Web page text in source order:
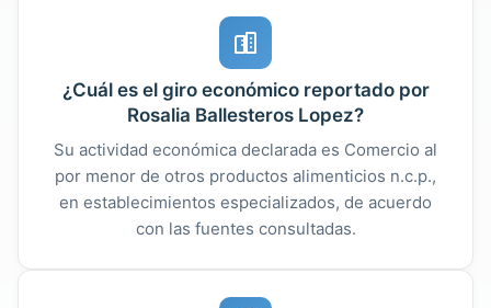
¿Cuál es el giro económico reportado por
Rosalia Ballesteros Lopez?
Su actividad económica declarada es Comercio al
por menor de otros productos alimenticios n.c.p.,
en establecimientos especializados, de acuerdo
con las fuentes consultadas.